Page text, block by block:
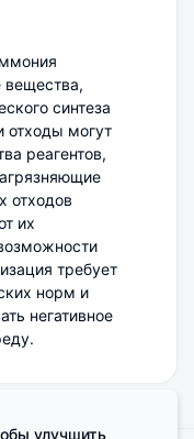
вещества,
синтеза
отходы могут
реагентов,
отходов
их
требует
норм и
негативное
улучшить